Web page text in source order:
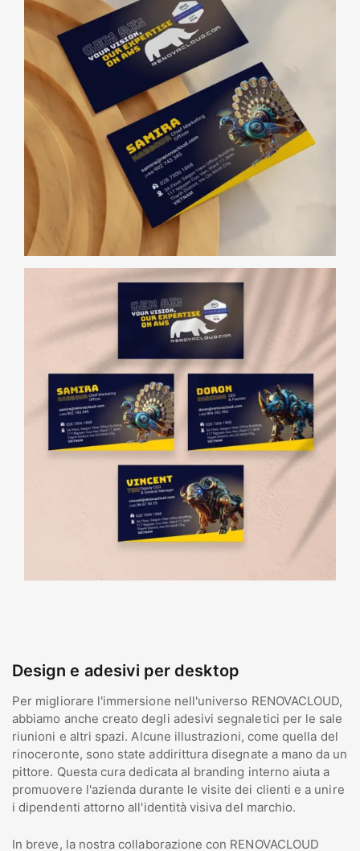
Design e adesivi per desktop
Per migliorare l'immersione nell'universo RENOVACLOUD,
abbiamo anche creato degli adesivi segnaletici per le sale
riunioni e altri spazi. Alcune illustrazioni, come quella del
rinoceronte, sono state addirittura disegnate a mano da un
pittore. Questa cura dedicata al branding interno aiuta a
promuovere l'azienda durante le visite dei clienti e a unire
i dipendenti attorno all'identità visiva del marchio.
In breve, la nostra collaborazione con RENOVACLOUD